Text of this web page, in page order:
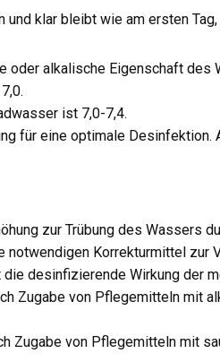
und klar bleibt wie am ersten
oder alkalische Eigenschaft des
ist 7,0-7,4.
für eine optimale
zur Trübung des Wassers
Korrekturmittel
desinfizierende Wirkung der
Zugabe von Pflegemitteln mit
Zugabe von Pflegemitteln mit